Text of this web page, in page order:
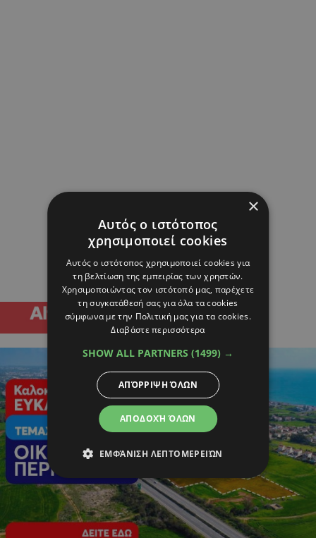
×
Αυτός ο ιστότοπος
χρησιμοποιεί cookies
Αυτός ο ιστότοπος χρησιμοποιεί cookies για
τη βελτίωση της εμπειρίας των χρηστών.
Χρησιμοποιώντας τον ιστότοπό μας, παρέχετε
τη συγκατάθεσή σας για όλα τα cookies
σύμφωνα με την Πολιτική μας για τα cookies.
Διαβάστε περισσότερα
SHOW ALL PARTNERS (1499) →
ΑΠΟΔΟΧΉ ΌΛΩΝ
ΑΠΌΡΡΙΨΗ ΌΛΩΝ
ΕΜΦΆΝΙΣΗ ΛΕΠΤΟΜΕΡΕΙΏΝ